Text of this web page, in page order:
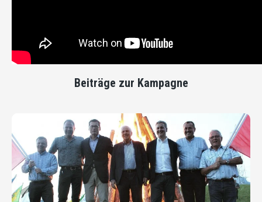
Beiträge zur Kampagne